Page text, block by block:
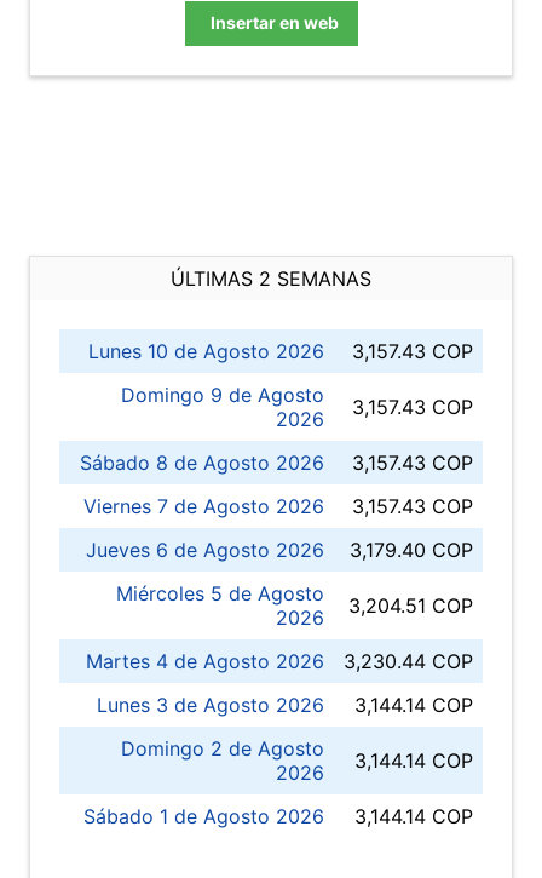
Insertar en web
ÚLTIMAS 2 SEMANAS
Lunes 10 de Agosto 2026
3,157.43 COP
Domingo 9 de Agosto
2026
3,157.43 COP
Sábado 8 de Agosto 2026
3,157.43 COP
Viernes 7 de Agosto 2026
3,157.43 COP
Jueves 6 de Agosto 2026
3,179.40 COP
Miércoles 5 de Agosto
2026
3,204.51 COP
Martes 4 de Agosto 2026
3,230.44 COP
Lunes 3 de Agosto 2026
3,144.14 COP
Domingo 2 de Agosto
2026
3,144.14 COP
Sábado 1 de Agosto 2026 3,144.14 COP